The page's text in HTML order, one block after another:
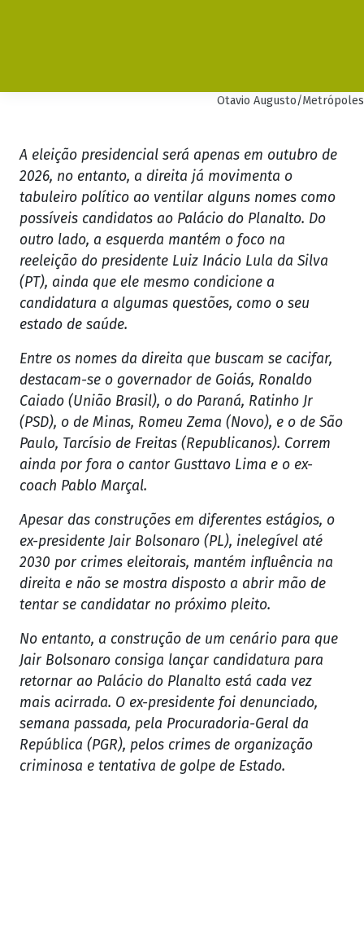
Otavio Augusto/Metrópoles
A eleição presidencial será apenas em outubro de
2026, no entanto, a direita já movimenta o
tabuleiro político ao ventilar alguns nomes como
possíveis candidatos ao Palácio do Planalto. Do
outro lado, a esquerda mantém o foco na
reeleição do presidente Luiz Inácio Lula da Silva
(PT), ainda que ele mesmo condicione a
candidatura a algumas questões, como o seu
estado de saúde.
Entre os nomes da direita que buscam se cacifar,
destacam-se o governador de Goiás, Ronaldo
Caiado (União Brasil), o do Paraná, Ratinho Jr
(PSD), o de Minas, Romeu Zema (Novo), e o de São
Paulo, Tarcísio de Freitas (Republicanos). Correm
ainda por fora o cantor Gusttavo Lima e o ex-
coach Pablo Marçal.
Apesar das construções em diferentes estágios, o
ex-presidente Jair Bolsonaro (PL), inelegível até
2030 por crimes eleitorais, mantém influência na
direita e não se mostra disposto a abrir mão de
tentar se candidatar no próximo pleito.
No entanto, a construção de um cenário para que
Jair Bolsonaro consiga lançar candidatura para
retornar ao Palácio do Planalto está cada vez
mais acirrada. O ex-presidente foi denunciado,
semana passada, pela Procuradoria-Geral da
República (PGR), pelos crimes de organização
criminosa e tentativa de golpe de Estado.